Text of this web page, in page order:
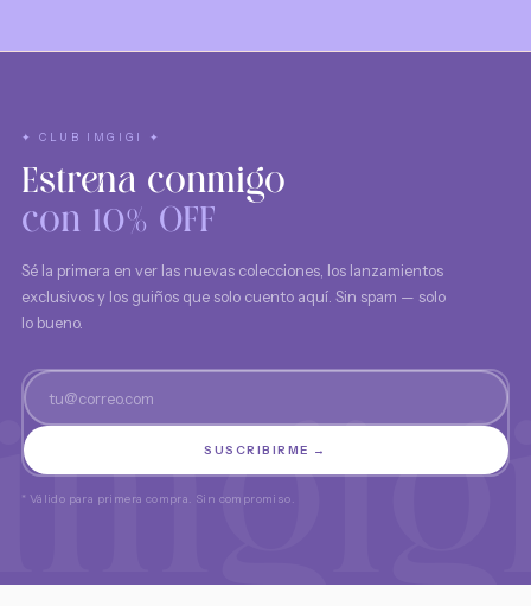
✦ CLUB IMGIGI ✦
Estrena conmigo
con 10% OFF
Sé la primera en ver las nuevas colecciones, los lanzamientos
exclusivos y los guiños que solo cuento aquí. Sin spam — solo
lo bueno.
SUSCRIBIRME →
* Válido para primera compra. Sin compromiso.